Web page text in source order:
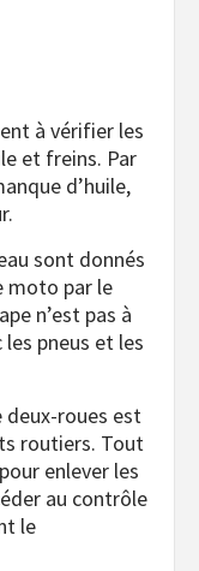
à vérifier les
et freins. Par
d’huile,
sont donnés
moto par le
n’est pas à
pneus et les
deux-roues est
routiers. Tout
enlever les
au contrôle
le